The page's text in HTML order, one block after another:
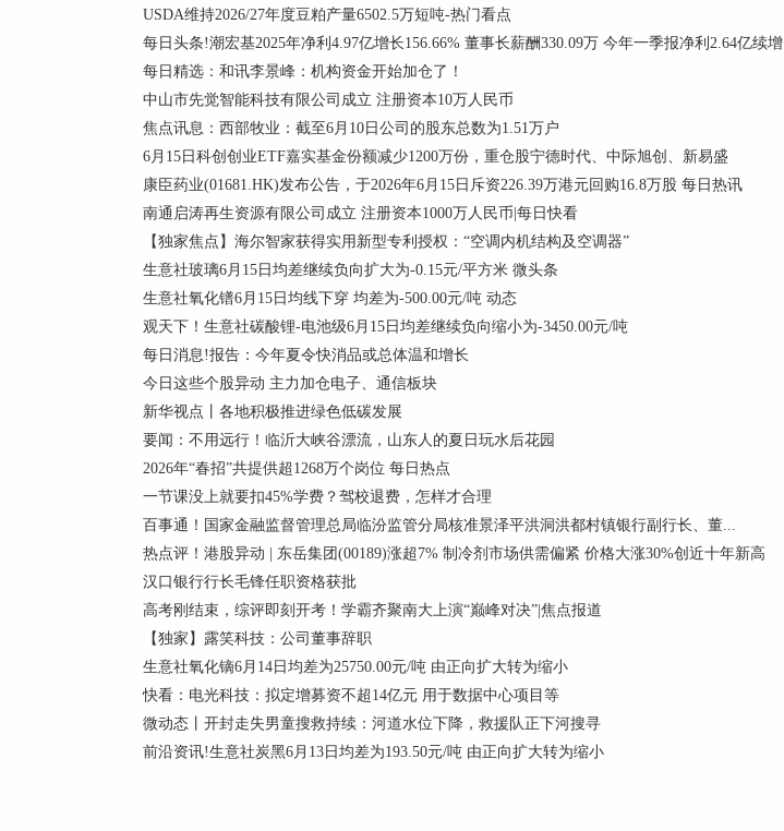
USDA维持2026/27年度豆粕产量6502.5万短吨-热门看点
每日头条!潮宏基2025年净利4.97亿增长156.66% 董事长薪酬330.09万 今年一季报净利2.64亿续增
每日精选：和讯李景峰：机构资金开始加仓了！
中山市先觉智能科技有限公司成立 注册资本10万人民币
焦点讯息：西部牧业：截至6月10日公司的股东总数为1.51万户
6月15日科创创业ETF嘉实基金份额减少1200万份，重仓股宁德时代、中际旭创、新易盛
康臣药业(01681.HK)发布公告，于2026年6月15日斥资226.39万港元回购16.8万股 每日热讯
南通启涛再生资源有限公司成立 注册资本1000万人民币|每日快看
【独家焦点】海尔智家获得实用新型专利授权：“空调内机结构及空调器”
生意社玻璃6月15日均差继续负向扩大为-0.15元/平方米 微头条
生意社氧化镨6月15日均线下穿 均差为-500.00元/吨 动态
观天下！生意社碳酸锂-电池级6月15日均差继续负向缩小为-3450.00元/吨
每日消息!报告：今年夏令快消品或总体温和增长
今日这些个股异动 主力加仓电子、通信板块
新华视点丨各地积极推进绿色低碳发展
要闻：不用远行！临沂大峡谷漂流，山东人的夏日玩水后花园
2026年“春招”共提供超1268万个岗位 每日热点
一节课没上就要扣45%学费？驾校退费，怎样才合理
百事通！国家金融监督管理总局临汾监管分局核准景泽平洪洞洪都村镇银行副行长、董...
热点评！港股异动 | 东岳集团(00189)涨超7% 制冷剂市场供需偏紧 价格大涨30%创近十年新高
汉口银行行长毛锋任职资格获批
高考刚结束，综评即刻开考！学霸齐聚南大上演“巅峰对决”|焦点报道
【独家】露笑科技：公司董事辞职
生意社氧化镝6月14日均差为25750.00元/吨 由正向扩大转为缩小
快看：电光科技：拟定增募资不超14亿元 用于数据中心项目等
微动态丨开封走失男童搜救持续：河道水位下降，救援队正下河搜寻
前沿资讯!生意社炭黑6月13日均差为193.50元/吨 由正向扩大转为缩小